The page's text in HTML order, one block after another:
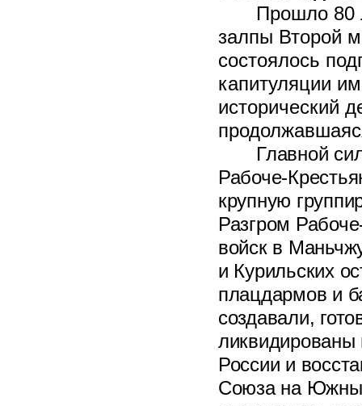
Прошло 80
залпы Второй
состоялось
капитуляции
исторический
Главной
Рабоче-
крупную
Разгром
войск в
и Курильских
плацдармов и
создавали,
ликвидированы
России и
Союза на